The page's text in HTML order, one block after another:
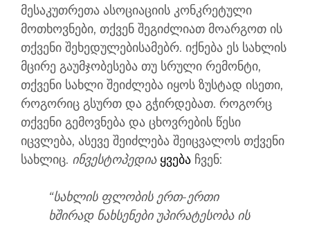
მესაკუთრეთა ასოციაციის კონკრეტული
მოთხოვნები, თქვენ შეგიძლიათ მოარგოთ ის
თქვენი შეხედულებისამებრ. იქნება ეს სახლის
მცირე გაუმჯობესება თუ სრული რემონტი,
თქვენი სახლი შეიძლება იყოს ზუსტად ისეთი,
როგორიც გსურთ და გჭირდებათ. როგორც
თქვენი გემოვნება და ცხოვრების წესი
იცვლება, ასევე შეიძლება შეიცვალოს თქვენი
სახლიც. ინვესტოპედია ყვება ჩვენ:
“სახლის ფლობის ერთ-ერთი
ხშირად ნახსენები უპირატესობა ის